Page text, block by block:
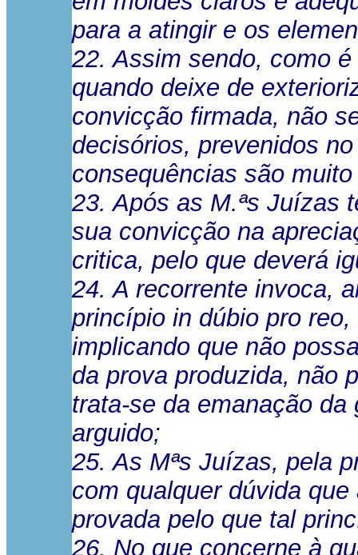
para a atingir e os
22. Assim sendo, como
quando deixe de
convicção firmada, não
decisórios, prevenidos
consequências são
23. Após as M.ªs Juízas
sua convicção na
critica, pelo que deverá
24. A recorrente invoca,
princípio in dúbio pro
implicando que não
da prova produzida, não
trata-se da emanação
arguido;
25. As Mªs Juízas, pela
com qualquer dúvida
provada pelo que tal
26. No que concerne à